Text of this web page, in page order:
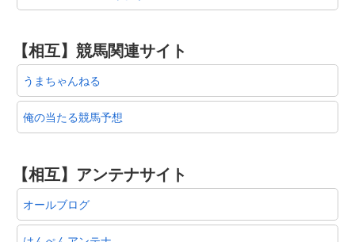
【相互】競馬関連サイト
うまちゃんねる
俺の当たる競馬予想
【相互】アンテナサイト
オールブログ